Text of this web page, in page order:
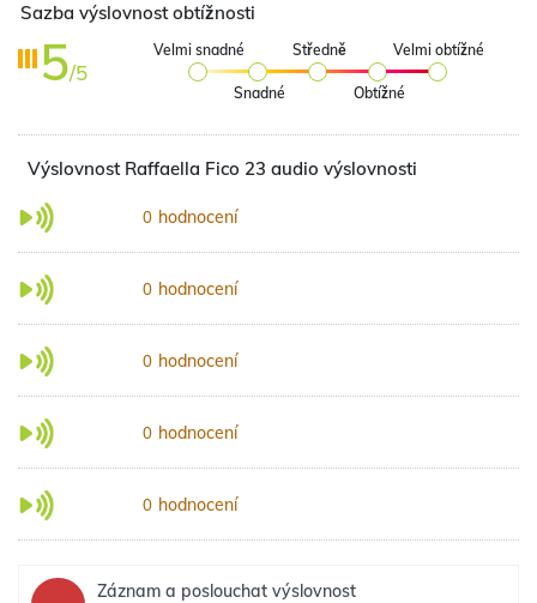
Sazba výslovnost obtížnosti
5/5
Velmi snadné
Snadné
Středně
Obtížné
Velmi obtížné
Výslovnost Raffaella Fico 23 audio výslovnosti
0 hodnocení
0 hodnocení
0 hodnocení
0 hodnocení
0 hodnocení
Záznam a poslouchat výslovnost